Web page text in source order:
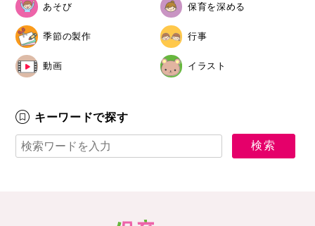
あそび 保育を深める
季節の製作 行事
動画 イラスト
キーワードで探す